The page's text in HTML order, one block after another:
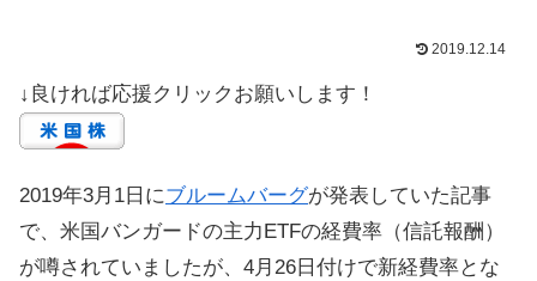
2019.12.14
↓良ければ応援クリックお願いします！
2019年3月1日にブルームバーグが発表していた記事
で、米国バンガードの主力ETFの経費率（信託報酬）
が噂されていましたが、4月26日付けで新経費率とな